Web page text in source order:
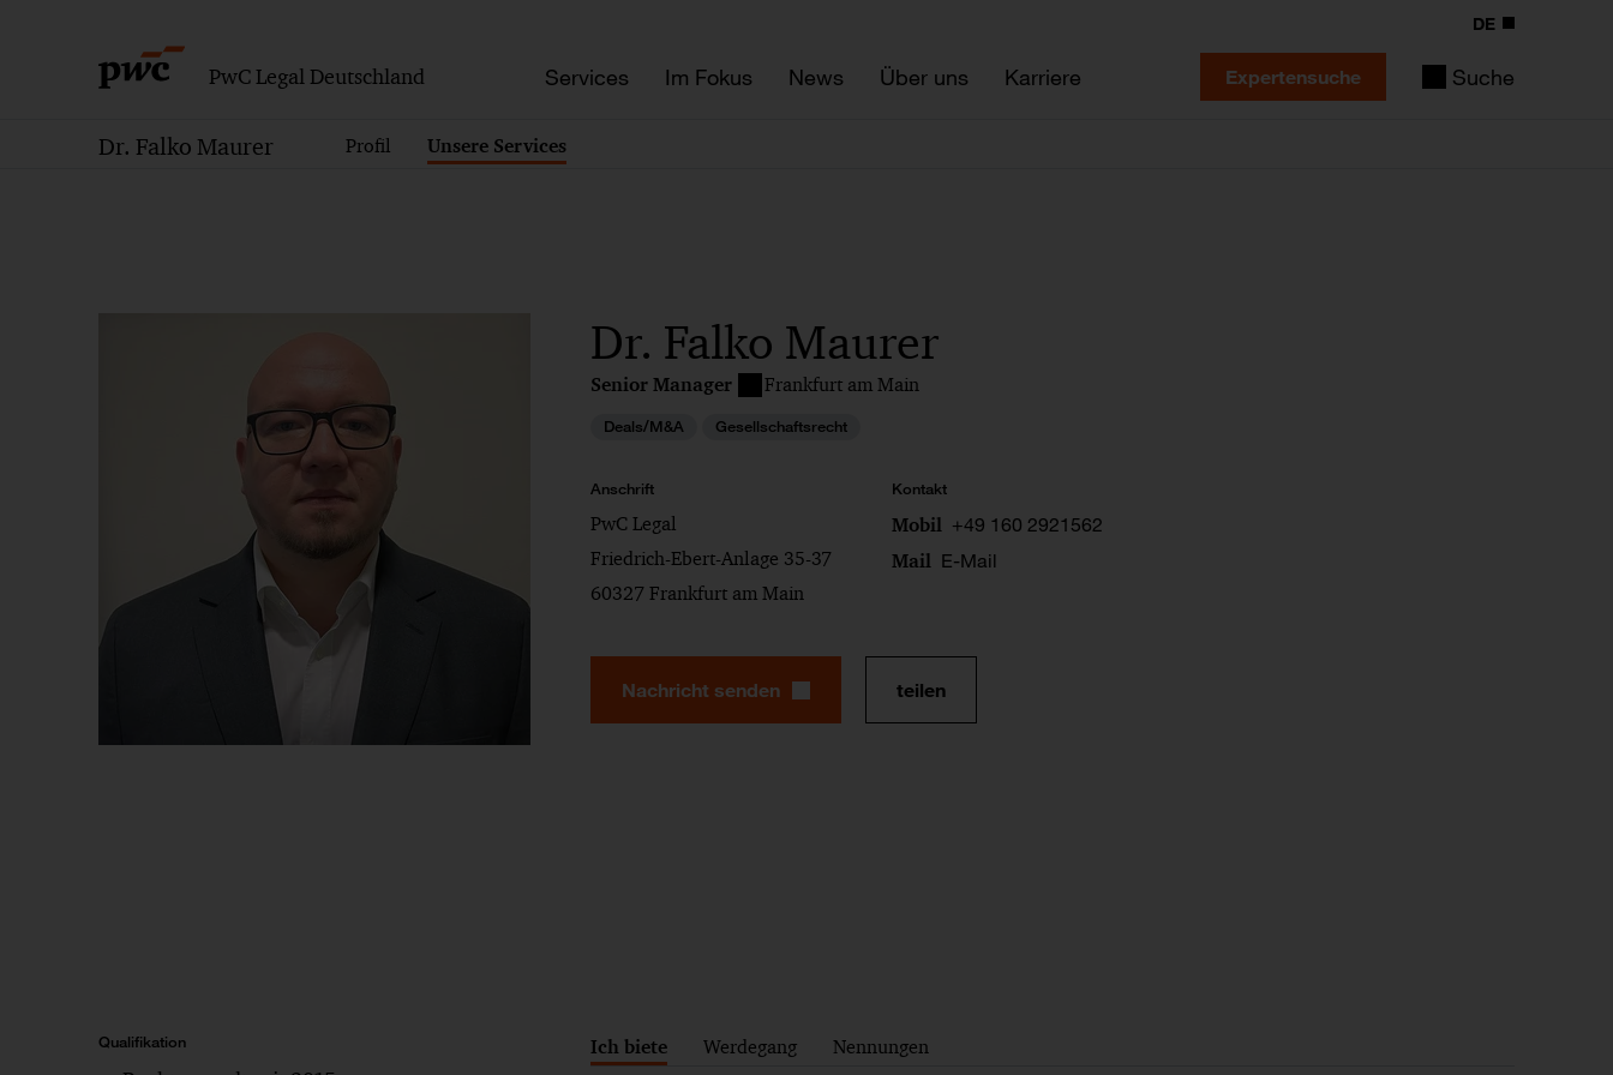
PwC Legal Deutschland Services Im Fokus News Über uns Karriere
DE
Expertensuche Suche
Dr. Falko Maurer Profil Unsere Services
Dr. Falko Maurer
Senior Manager Frankfurt am Main
Deals/M&A Gesellschaftsrecht
Anschrift
PwC Legal
Friedrich-Ebert-Anlage 35-37
60327 Frankfurt am Main
Kontakt
Mobil +49 160 2921562
Mail E-Mail
Nachricht senden teilen
Qualifikation Ich biete Werdegang Nennungen